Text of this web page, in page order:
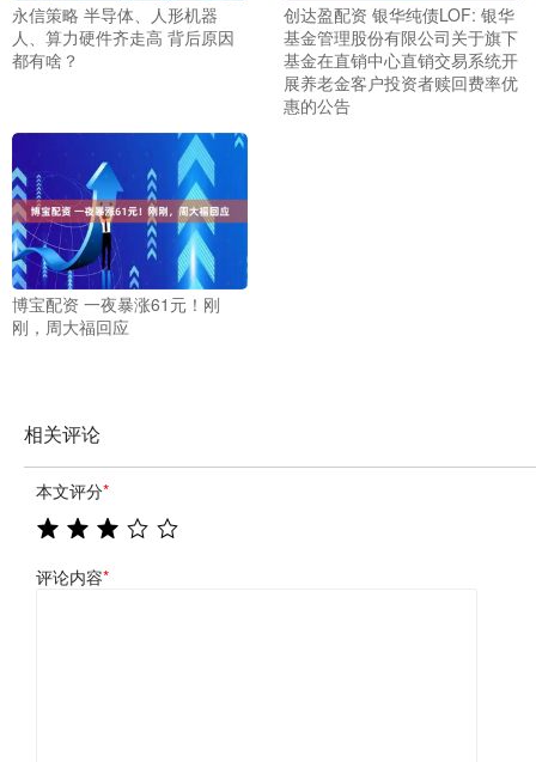
永信策略 半导体、人形机器
人、算力硬件齐走高 背后原因
都有啥？
创达盈配资 银华纯债LOF: 银华
基金管理股份有限公司关于旗下
基金在直销中心直销交易系统开
展养老金客户投资者赎回费率优
惠的公告
博宝配资 一夜暴涨61元！刚
刚，周大福回应
相关评论
本文评分*
评论内容*